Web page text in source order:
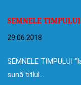
SEMNELE TIMPULUI
29.06.2018
SEMNELE TIMPULUI
sună titlul…